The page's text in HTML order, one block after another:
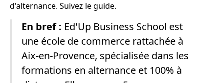
d'alternance. Suivez le guide.
En bref : Ed'Up Business School est
une école de commerce rattachée à
Aix-en-Provence, spécialisée dans les
formations en alternance et 100% à